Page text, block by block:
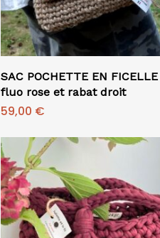
Ajouter Au Panier
SAC POCHETTE EN
fluo rose et rabat droit
59,00 €